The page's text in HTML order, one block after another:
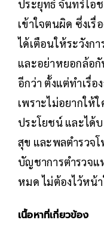
ประยุทธ์ จันทร์โอ
เข้าใจตนผิด ซึ่งเ
ได้เตือนให้ระวังก
และอย่าหยอกล้อ
อีกว่า ตั้งแต่ทำเรื่อง
เพราะไม่อยากให้
ประโยชน์ และได้
สุข และพลตำรวจ
บัญชาการตำรวจแ
หมด ไม่ต้องไว้หน้า
เนื้อหาที่เกี่ยวข้อง